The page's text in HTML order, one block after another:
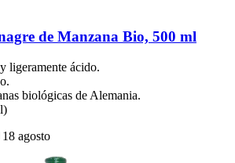
de Manzana Bio, 500 ml
ligeramente ácido.
biológicas de Alemania.
agosto